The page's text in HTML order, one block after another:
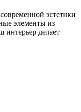
эстетики
элементы из
интерьер делает